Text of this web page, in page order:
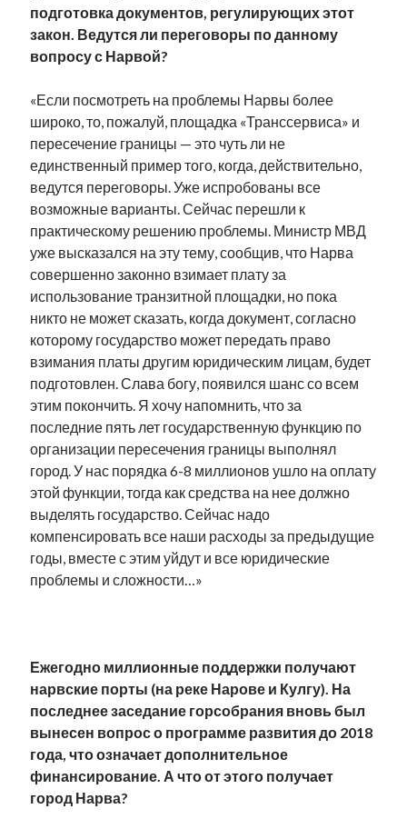
Отзывы и предложения по блогу:
подготовка документов, регулирующих этот
закон. Ведутся ли переговоры по данному
вопросу с Нарвой?
«Если посмотреть на проблемы Нарвы более
широко, то, пожалуй, площадка «Транссервиса» и
пересечение границы — это чуть ли не
единственный пример того, когда, действительно,
ведутся переговоры. Уже испробованы все
возможные варианты. Сейчас перешли к
практическому решению проблемы. Министр МВД
уже высказался на эту тему, сообщив, что Нарва
совершенно законно взимает плату за
использование транзитной площадки, но пока
никто не может сказать, когда документ, согласно
которому государство может передать право
взимания платы другим юридическим лицам, будет
подготовлен. Слава богу, появился шанс со всем
этим покончить. Я хочу напомнить, что за
последние пять лет государственную функцию по
организации пересечения границы выполнял
город. У нас порядка 6-8 миллионов ушло на оплату
этой функции, тогда как средства на нее должно
выделять государство. Сейчас надо
компенсировать все наши расходы за предыдущие
годы, вместе с этим уйдут и все юридические
проблемы и сложности…»
Ежегодно миллионные поддержки получают
нарвские порты (на реке Нарове и Кулгу). На
последнее заседание горсобрания вновь был
вынесен вопрос о программе развития до 2018
года, что означает дополнительное
финансирование. А что от этого получает
город Нарва?